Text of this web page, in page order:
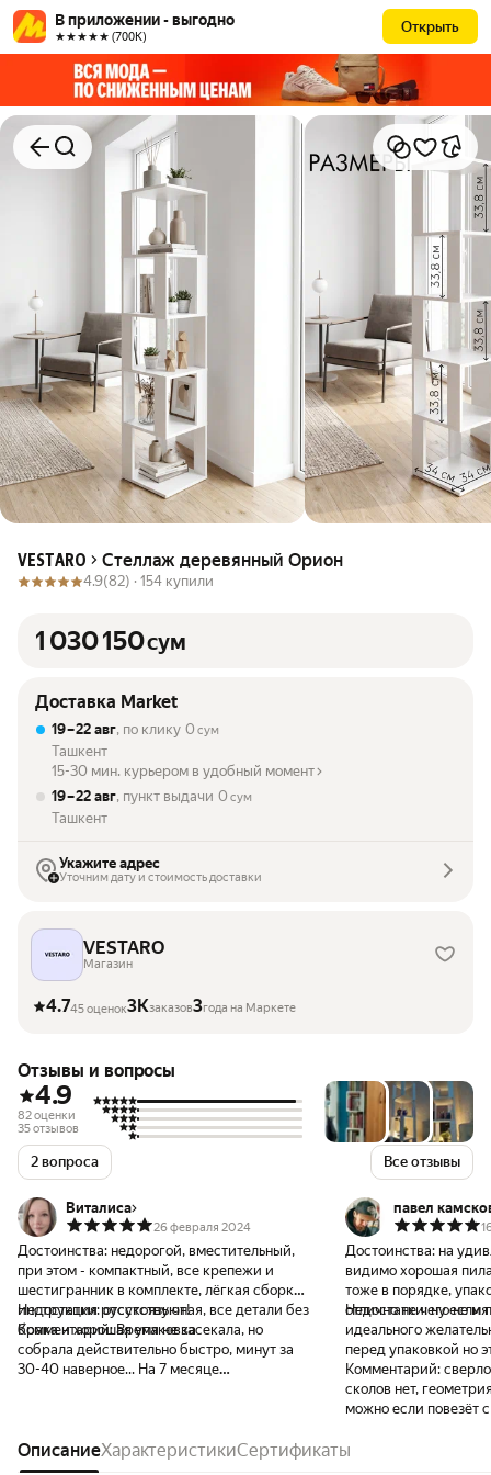
В приложении - выгодно
★★★★★ (700К)
Открыть
VESTARO Стеллаж деревянный Орион
4.9(82) · 154 купили
1 030 150сум
Доставка Market
19 – 22 авг, по клику 0 сум
Ташкент
15-30 мин. курьером в удобный момент
19 – 22 авг, пункт выдачи 0 сум
Ташкент
Укажите адрес
Уточним дату и стоимость доставки
VESTARO
Магазин
4.745 оценок3Kзаказов3года на Маркете
Отзывы и вопросы
4.9
82 оценки
35 отзывов
2 вопроса Все отзывы
Виталиса
26 февраля 2024
Достоинства: недорогой, вместительный,
при этом - компактный, все крепежи и
шестигранник в комплекте, лёгкая сборка,
инструкция русскоязычная, все детали без
брака и хорошая упаковка
Недостатки: отсутствуют!
Комментарий: Время не засекала, но
собрала действительно быстро, минут за
30-40 наверное... На 7 месяце
Огромное спасибо продавцу и
производителю за качественный и
павел
Достоинства: на
видимо хорошая
тоже в порядке,
отлично не чего не
Недостатки: ну если
идеального
перед упаковкой но
Комментарий:
сколов нет,
можно если повезёт
ОписаниеХарактеристикиСертификаты